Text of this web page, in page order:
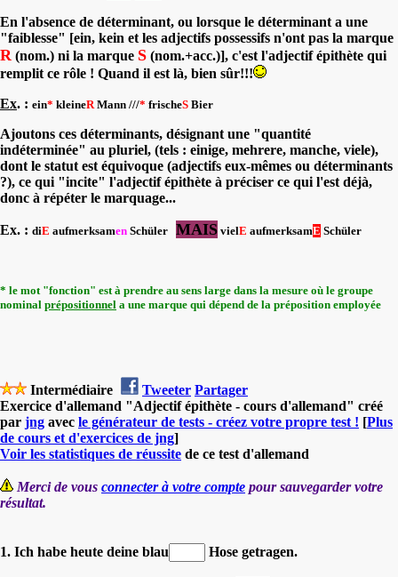
En l'absence de déterminant, ou lorsque le déterminant a une
"faiblesse" [ein, kein et les adjectifs possessifs n'ont pas la marque
R (nom.) ni la marque S (nom.+acc.)], c'est l'adjectif épithète qui
remplit ce rôle ! Quand il est là, bien sûr!!!
Ex. : ein* kleineR Mann ///* frischeS Bier
Ajoutons ces déterminants, désignant une "quantité
indéterminée" au pluriel, (tels : einige, mehrere, manche, viele),
dont le statut est équivoque (adjectifs eux-mêmes ou déterminants
?), ce qui "incite" l'adjectif épithète à préciser ce qui l'est déjà,
donc à répéter le marquage...
Ex. : diE aufmerksamen Schüler MAIS vielE aufmerksamE Schüler
* le mot "fonction" est à prendre au sens large dans la mesure où le groupe
nominal prépositionnel a une marque qui dépend de la préposition employée
Intermédiaire Tweeter Partager
Exercice d'allemand "Adjectif épithète - cours d'allemand" créé
par jng avec le générateur de tests - créez votre propre test ! [Plus
de cours et d'exercices de jng]
Voir les statistiques de réussite de ce test d'allemand
Merci de vous connecter à votre compte pour sauvegarder votre
résultat.
1. Ich habe heute deine blau Hose getragen.